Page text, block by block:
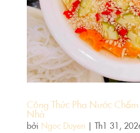
Công Thức Pha Nước
Nhà
bởi Ngoc Duyen| Th1 31,